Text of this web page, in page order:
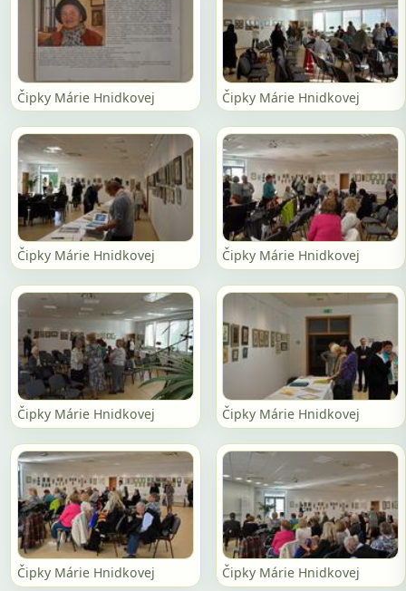
Čipky Márie Hnidkovej Čipky Márie Hnidkovej
Čipky Márie Hnidkovej Čipky Márie Hnidkovej
Čipky Márie Hnidkovej Čipky Márie Hnidkovej
Čipky Márie Hnidkovej Čipky Márie Hnidkovej